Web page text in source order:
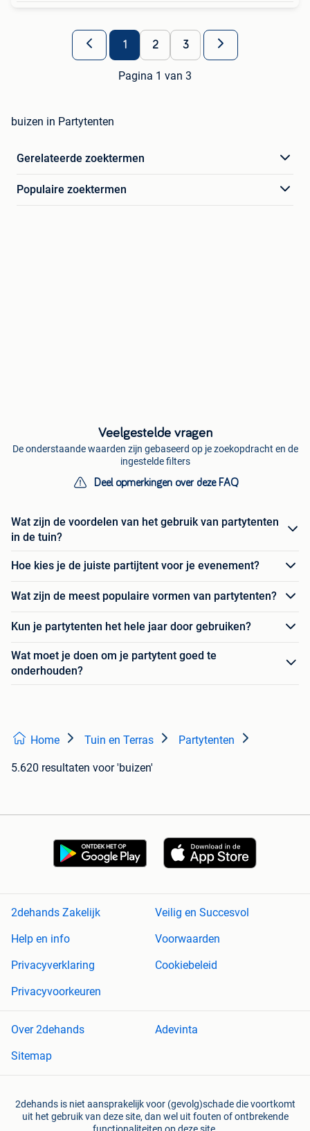
1 2 3
Pagina 1 van 3
buizen in Partytenten
Gerelateerde zoektermen
Populaire zoektermen
Veelgestelde vragen
De onderstaande waarden zijn gebaseerd op je zoekopdracht en de
ingestelde filters
Deel opmerkingen over deze FAQ
Wat zijn de voordelen van het gebruik van partytenten
in de tuin?
Hoe kies je de juiste partijtent voor je evenement?
Wat zijn de meest populaire vormen van partytenten?
Kun je partytenten het hele jaar door gebruiken?
Wat moet je doen om je partytent goed te
onderhouden?
Home Tuin en Terras Partytenten
5.620 resultaten voor 'buizen'
2dehands Zakelijk
Veilig en Succesvol
Help en info
Voorwaarden
Privacyverklaring
Cookiebeleid
Privacyvoorkeuren
Over 2dehands
Adevinta
Sitemap
2dehands is niet aansprakelijk voor (gevolg)schade die voortkomt
uit het gebruik van deze site, dan wel uit fouten of ontbrekende